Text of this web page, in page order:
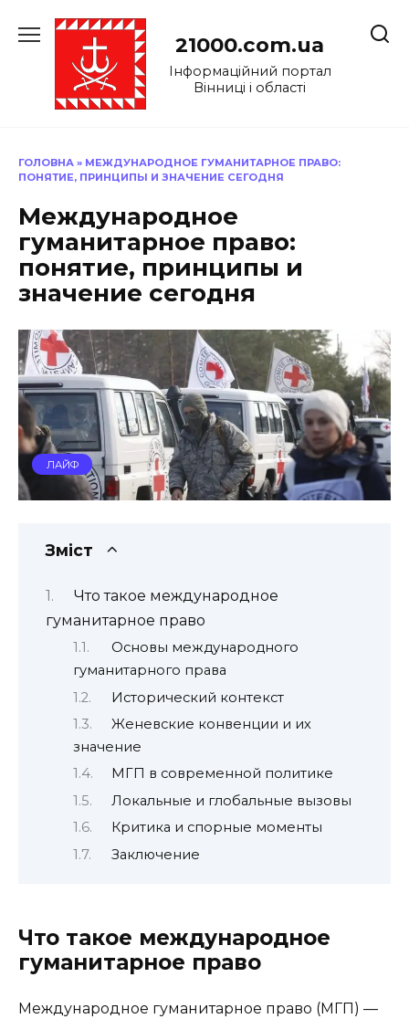
до
21000.com.ua
Інформаційний портал
Вінниці і області
ГОЛОВНА » МЕЖДУНАРОДНОЕ ГУМАНИТАРНОЕ ПРАВО:
ПОНЯТИЕ, ПРИНЦИПЫ И ЗНАЧЕНИЕ СЕГОДНЯ
Международное
гуманитарное право:
понятие, принципы и
значение сегодня
ЛАЙФ
Зміст
Что такое международное
гуманитарное право
Основы международного
гуманитарного права
Исторический контекст
Женевские конвенции и их
значение
МГП в современной политике
Локальные и глобальные вызовы
Критика и спорные моменты
Заключение
Что такое международное
гуманитарное право
Международное гуманитарное право (МГП) —